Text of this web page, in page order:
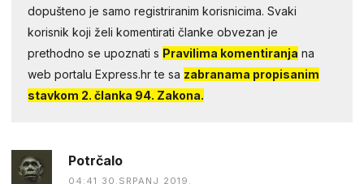
dopušteno je samo registriranim korisnicima. Svaki
korisnik koji želi komentirati članke obvezan je
prethodno se upoznati s Pravilima komentiranja na
web portalu Express.hr te sa zabranama propisanim
stavkom 2. članka 94. Zakona.
Potrčalo
04:41 30.SRPANJ 2019.